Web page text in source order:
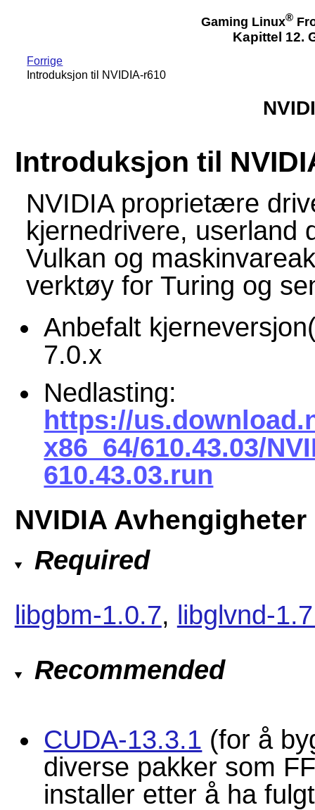
Gaming Linux®
Kapittel 12.
Forrige
Introduksjon til NVIDIA-r610
Introduksjon til
NVIDIA proprietære
kjernedrivere, userland
Vulkan og
verktøy for Turing og
Anbefalt
7.0.x
Nedlasting:
https://
x86_64/610.43.03/
610.43.03.run
NVIDIA Avhengigheter
Required
libgbm-1.0.7, libglvnd-
Recommended
CUDA-13.3.1 (for å
diverse pakker som
installer etter å ha